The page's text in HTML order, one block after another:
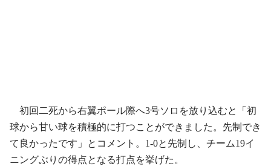
初回二死から右翼ポール際へ3号ソロを放り込むと「初
球から甘い球を積極的に打つことができました。先制でき
て良かったです」とコメント。1‐0と先制し、チーム19イ
ニングぶりの得点となる打点を挙げた。